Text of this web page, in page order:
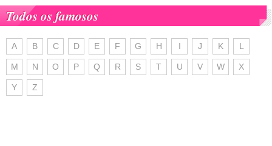
Todos os famosos
A B C D E F G H I J K L
M N O P Q R S T U V W X
Y Z